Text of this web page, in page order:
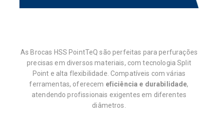
As Brocas HSS PointTeQ são perfeitas para perfurações
precisas em diversos materiais, com tecnologia Split
Point e alta flexibilidade. Compatíveis com várias
ferramentas, oferecem eficiência e durabilidade,
atendendo profissionais exigentes em diferentes
diâmetros.